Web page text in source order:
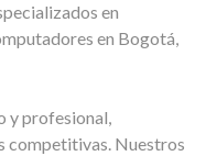
en
en Bogotá,
y profesional,
competitivas. Nuestros